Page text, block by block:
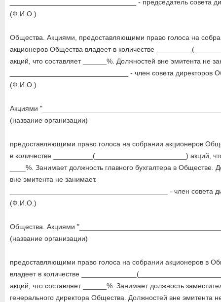
________________________________ - председатель совета
(Ф.И.О.)
Общества. Акциями, предоставляющими право голоса на
акционеров Общества владеет в количестве
акций, что составляет ______%. Должностей вне эмитента не
______________________________ - член совета директоров
(Ф.И.О.)
Акциями
(название организации)
предоставляющими право голоса на собрании акционеров
в количестве __________(_______________________) акций,
____%. Занимает должность главного бухгалтера в Обществе.
вне эмитента не занимает.
________________________________________ - член совета
(Ф.И.О.)
Общества. Акциями
(название организации)
предоставляющими право голоса на собрании акционеров в
владеет в количестве
акций, что составляет ______%. Занимает должность
генерального директора Общества. Должностей вне эмитента